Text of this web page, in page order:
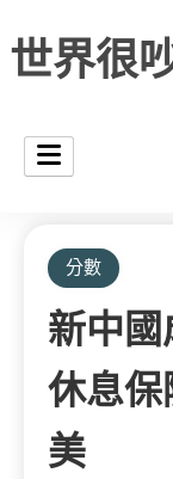
世界很
分數
新中
休息
美